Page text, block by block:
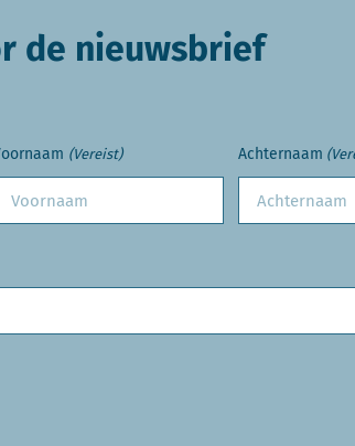
de nieuwsbrief
(Vereist) Achternaam